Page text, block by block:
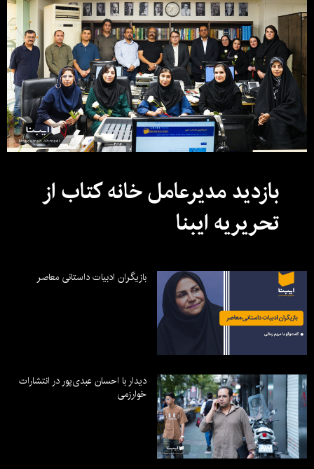
بازدید مدیرعامل خانه کتاب از
تحریریه ایبنا
بازیگران ادبیات داستانی معاصر
دیدار با احسان عبدی‌پور در انتشارات
خوارزمی